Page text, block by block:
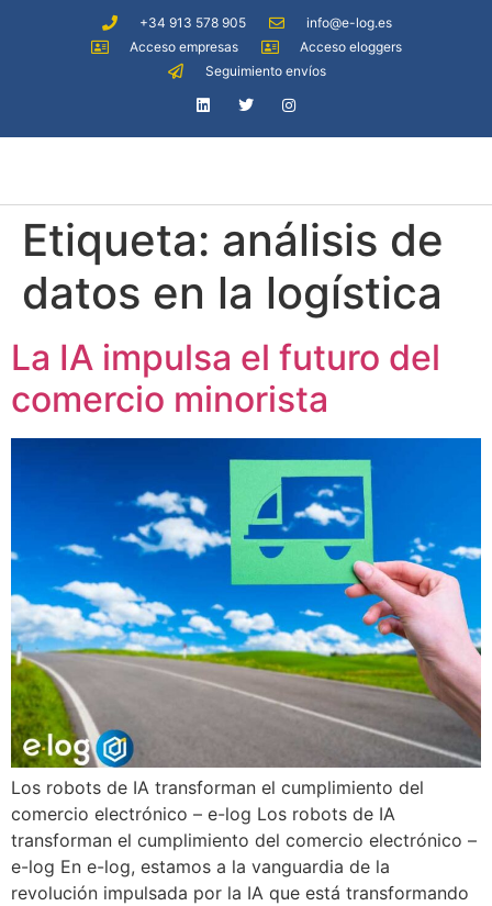
+34 913 578 905
info@e-log.es
Acceso empresas
Acceso eloggers
Seguimiento envíos
Etiqueta: análisis de
datos en la logística
La IA impulsa el futuro del
comercio minorista
Los robots de IA transforman el cumplimiento del
comercio electrónico – e-log Los robots de IA
transforman el cumplimiento del comercio electrónico –
e-log En e-log, estamos a la vanguardia de la
revolución impulsada por la IA que está transformando